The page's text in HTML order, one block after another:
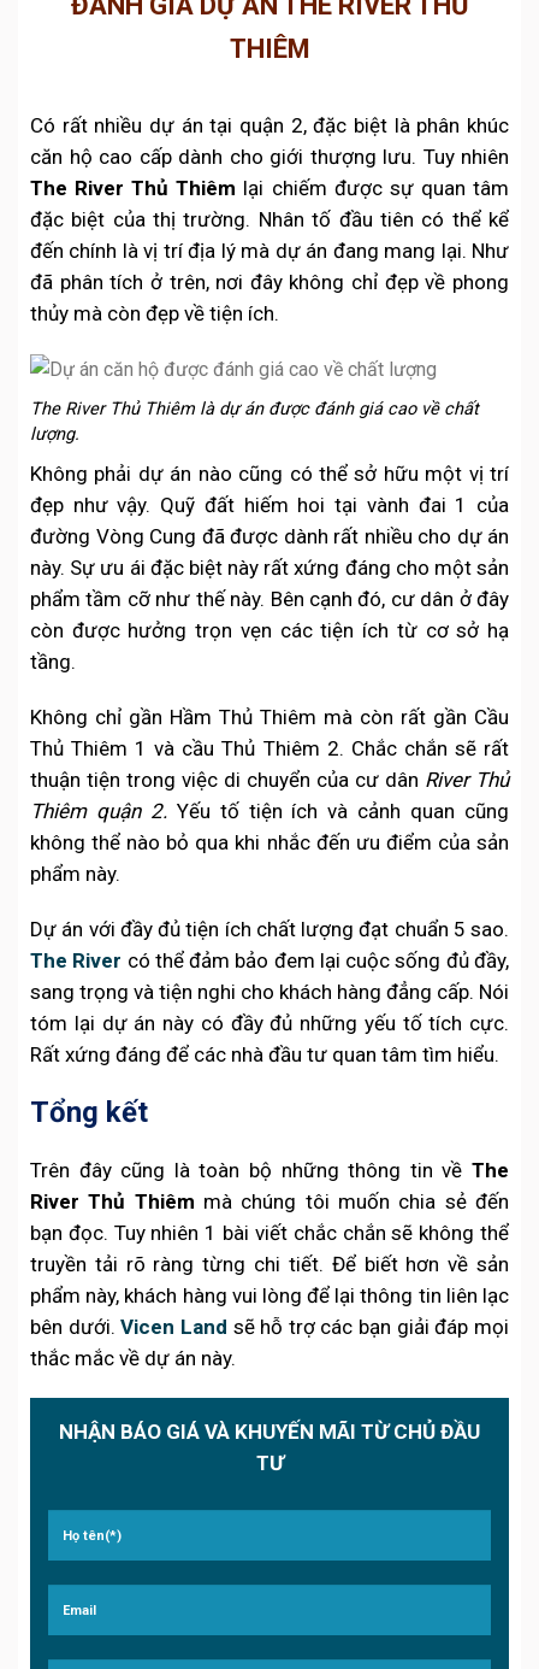
THIÊM
Có rất nhiều dự án tại quận 2, đặc biệt là phân khúc
căn hộ cao cấp dành cho giới thượng lưu. Tuy nhiên
The River Thủ Thiêm lại chiếm được sự quan tâm
đặc biệt của thị trường. Nhân tố đầu tiên có thể kể
đến chính là vị trí địa lý mà dự án đang mang lại. Như
đã phân tích ở trên, nơi đây không chỉ đẹp về phong
thủy mà còn đẹp về tiện ích.
The River Thủ Thiêm là dự án được đánh giá cao về chất
lượng.
Không phải dự án nào cũng có thể sở hữu một vị trí
đẹp như vậy. Quỹ đất hiếm hoi tại vành đai 1 của
đường Vòng Cung đã được dành rất nhiều cho dự án
này. Sự ưu ái đặc biệt này rất xứng đáng cho một sản
phẩm tầm cỡ như thế này. Bên cạnh đó, cư dân ở đây
còn được hưởng trọn vẹn các tiện ích từ cơ sở hạ
tầng.
Không chỉ gần Hầm Thủ Thiêm mà còn rất gần Cầu
Thủ Thiêm 1 và cầu Thủ Thiêm 2. Chắc chắn sẽ rất
thuận tiện trong việc di chuyển của cư dân River Thủ
Thiêm quận 2. Yếu tố tiện ích và cảnh quan cũng
không thể nào bỏ qua khi nhắc đến ưu điểm của sản
phẩm này.
Dự án với đầy đủ tiện ích chất lượng đạt chuẩn 5 sao.
The River có thể đảm bảo đem lại cuộc sống đủ đầy,
sang trọng và tiện nghi cho khách hàng đẳng cấp. Nói
tóm lại dự án này có đầy đủ những yếu tố tích cực.
Rất xứng đáng để các nhà đầu tư quan tâm tìm hiểu.
Tổng kết
Trên đây cũng là toàn bộ những thông tin về The
River Thủ Thiêm mà chúng tôi muốn chia sẻ đến
bạn đọc. Tuy nhiên 1 bài viết chắc chắn sẽ không thể
truyền tải rõ ràng từng chi tiết. Để biết hơn về sản
phẩm này, khách hàng vui lòng để lại thông tin liên lạc
bên dưới.Vicen Land sẽ hỗ trợ các bạn giải đáp mọi
thắc mắc về dự án này.
NHẬN BÁO GIÁ VÀ KHUYẾN MÃI TỪ CHỦ ĐẦU
TƯ